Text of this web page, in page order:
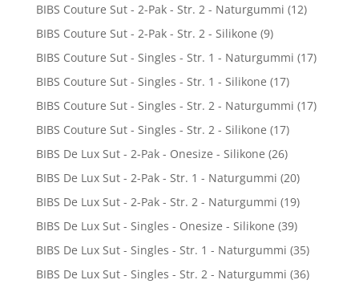
BIBS Couture Sut - 2-Pak - Str. 2 - Naturgummi (12)
BIBS Couture Sut - 2-Pak - Str. 2 - Silikone (9)
BIBS Couture Sut - Singles - Str. 1 - Naturgummi (17)
BIBS Couture Sut - Singles - Str. 1 - Silikone (17)
BIBS Couture Sut - Singles - Str. 2 - Naturgummi (17)
BIBS Couture Sut - Singles - Str. 2 - Silikone (17)
BIBS De Lux Sut - 2-Pak - Onesize - Silikone (26)
BIBS De Lux Sut - 2-Pak - Str. 1 - Naturgummi (20)
BIBS De Lux Sut - 2-Pak - Str. 2 - Naturgummi (19)
BIBS De Lux Sut - Singles - Onesize - Silikone (39)
BIBS De Lux Sut - Singles - Str. 1 - Naturgummi (35)
BIBS De Lux Sut - Singles - Str. 2 - Naturgummi (36)